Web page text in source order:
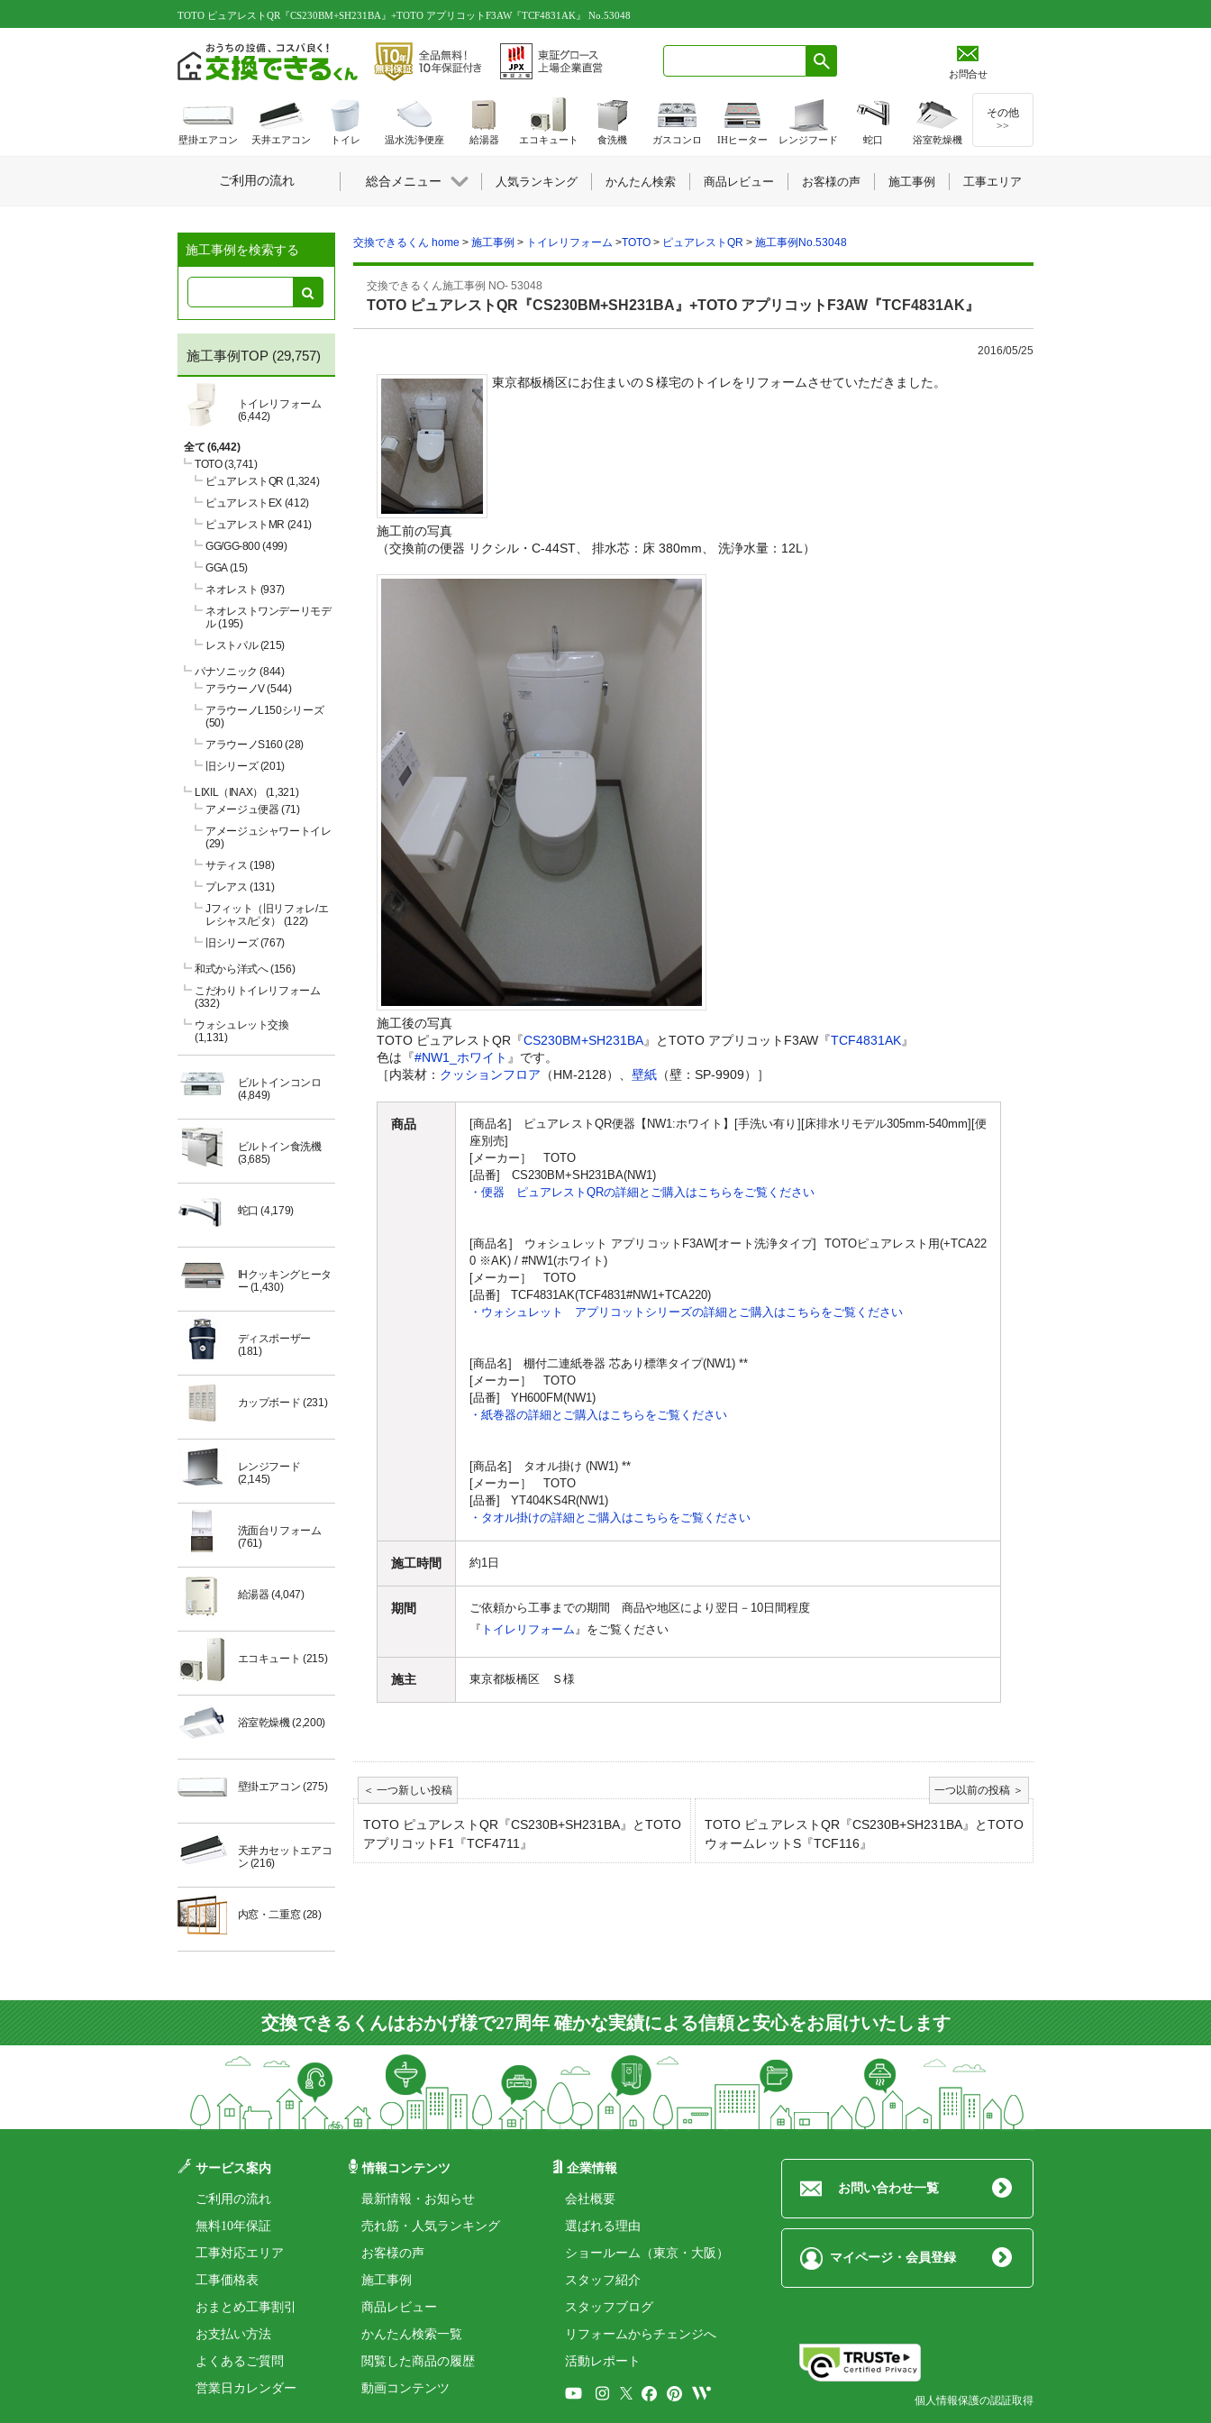
TOTO ピュアレストQR『CS230BM+SH231BA』+TOTO アプリコットF3AW『TCF4831AK』 No.53048
お問合せ
施工事例を検索する
施工事例TOP (29,757)
トイレリフォーム
(6,442)
全て (6,442)
TOTO(3,741)
ピュアレストQR (1,324)
ピュアレストEX (412)
ピュアレストMR (241)
GG/GG-800(499)
GGA(15)
ネオレスト (937)
ネオレストワンデーリモデ
ル(195)
レストパル(215)
パナソニック (844)
アラウーノV(544)
アラウーノL150シリーズ
(50)
アラウーノS160(28)
旧シリーズ(201)
LIXIL（INAX）
(1,321)
アメージュ便器(71)
アメージュシャワートイレ
(29)
サティス (198)
プレアス (131)
Jフィット（旧リフォレ/エ
レシャス/ピタ）
(122)
旧シリーズ(767)
和式から洋式へ(156)
こだわりトイレリフォーム
(332)
ウォシュレット交換
(1,131)
ビルトインコンロ
(4,849)
ビルトイン食洗機
(3,685)
蛇口 (4,179)
IHクッキングヒータ
ー (1,430)
ディスポーザー
(181)
カップボード (231)
レンジフード
(2,145)
洗面台リフォーム
(761)
給湯器(4,047)
エコキュート (215)
浴室乾燥機(2,200)
壁掛エアコン (275)
天井カセットエアコ
ン (216)
内窓・二重窓(28)
交換できるくん home > 施工事例 > トイレリフォーム >TOTO > ピュアレストQR > 施工事例No.53048
交換できるくん施工事例 NO- 53048
TOTO ピュアレストQR『CS230BM+SH231BA』+TOTO アプリコットF3AW『TCF4831AK』
2016/05/25
東京都板橋区にお住まいのＳ様宅のトイレをリフォームさせていただきました。
施工前の写真
（交換前の便器 リクシル・C-44ST、 排水芯：床 380mm、 洗浄水量：12L）
施工後の写真
TOTO ピュアレストQR『CS230BM+SH231BA』とTOTO アプリコットF3AW『TCF4831AK』
色は『#NW1_ホワイト 』です。
［内装材： クッションフロア （HM-2128）、 壁紙 （壁：SP-9909）］
商品
[商品名] ピュアレストQR便器【NW1:ホワイト】[手洗い有り][床排水リモデル305mm-540mm][便
座別売]
[メーカー］ TOTO
[品番] CS230BM+SH231BA(NW1)
・便器 ピュアレストQRの詳細とご購入はこちらをご覧ください
[商品名] ウォシュレット アプリコットF3AW[オート洗浄タイプ] TOTOピュアレスト用(+TCA22
0 ※AK) / #NW1(ホワイト)
[メーカー］ TOTO
[品番] TCF4831AK(TCF4831#NW1+TCA220)
・ウォシュレット アプリコットシリーズの詳細とご購入はこちらをご覧ください
[商品名] 棚付二連紙巻器 芯あり標準タイプ(NW1) **
[メーカー］ TOTO
[品番] YH600FM(NW1)
・紙巻器の詳細とご購入はこちらをご覧ください
[商品名] タオル掛け (NW1) **
[メーカー］ TOTO
[品番] YT404KS4R(NW1)
・タオル掛けの詳細とご購入はこちらをご覧ください
施工時間 約1日
期間
ご依頼から工事までの期間 商品や地区により翌日－10日間程度
『
トイレリフォーム』をご覧ください
施主 東京都板橋区 Ｓ様
TOTO ピュアレストQR『CS230B+SH231BA』とTOTO
アプリコットF1『TCF4711』
TOTO ピュアレストQR『CS230B+SH231BA』とTOTO
ウォームレットS『TCF116』
壁掛エアコン 天井エアコン トイレ 温水洗浄便座 給湯器 エコキュート 食洗機 ガスコンロ IHヒーター レンジフード 蛇口 浴室乾燥機
その他
>>
ご利用の流れ 総合メニュー 人気ランキング かんたん検索 商品レビュー お客様の声 施工事例 工事エリア
交換できるくんはおかげ様で27周年 確かな実績による信頼と安心をお届けいたします
サービス案内
ご利用の流れ
無料10年保証
工事対応エリア
工事価格表
おまとめ工事割引
お支払い方法
よくあるご質問
営業日カレンダー
情報コンテンツ
最新情報・お知らせ
売れ筋・人気ランキング
お客様の声
施工事例
商品レビュー
かんたん検索一覧
閲覧した商品の履歴
動画コンテンツ
企業情報
会社概要
選ばれる理由
ショールーム（東京・大阪）
スタッフ紹介
スタッフブログ
リフォームからチェンジへ
活動レポート
お問い合わせ一覧
マイページ・会員登録
個人情報保護の認証取得